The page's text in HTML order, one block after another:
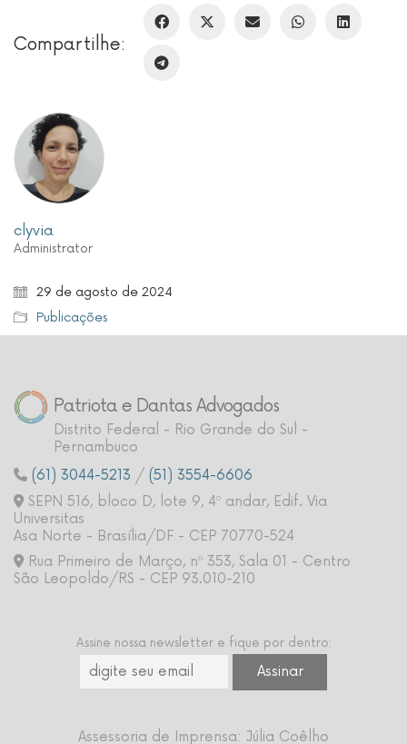
Compartilhe:
clyvia
Administrator
29 de agosto de 2024
Publicações
Patriota e Dantas Advogados
Distrito Federal - Rio Grande do Sul -
Pernambuco
(61) 3044-5213 / (51) 3554-6606
SEPN 516, bloco D, lote 9, 4º andar, Edif. Via
Universitas
Asa Norte - Brasília/DF - CEP 70770-524
Rua Primeiro de Março, nº 353, Sala 01 - Centro
São Leopoldo/RS - CEP 93.010-210
Assine nossa newsletter e fique por dentro:
Assessoria de Imprensa: Júlia Coêlho